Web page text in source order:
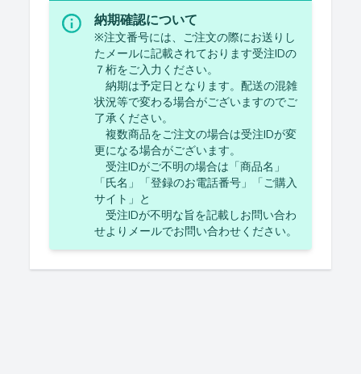
納期確認について
※注文番号には、ご注文の際にお送りし
たメールに記載されております受注IDの
７桁をご入力ください。
納期は予定日となります。配送の混雑
状況等で変わる場合がございますのでご
了承ください。
複数商品をご注文の場合は受注IDが変
更になる場合がございます。
受注IDがご不明の場合は「商品名」
「氏名」「登録のお電話番号」「ご購入
サイト」と
受注IDが不明な旨を記載しお問い合わ
せよりメールでお問い合わせください。